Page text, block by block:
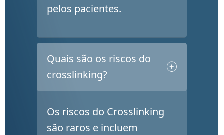
pelos pacientes.
Quais são os riscos do
crosslinking?
Os riscos do Crosslinking
são raros e incluem